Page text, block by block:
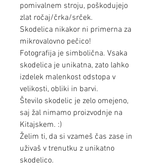
pomivalnem stroju, poškodujejo
zlat ročaj/črka/srček.
Skodelica nikakor ni primerna za
mikrovalovno pečico!
Fotografija je simbolična. Vsaka
skodelica je unikatna, zato lahko
izdelek malenkost odstopa v
velikosti, obliki in barvi.
Število skodelic je zelo omejeno,
saj žal nimamo proizvodnje na
Kitajskem. :)
Želim ti, da si vzameš čas zase in
uživaš v trenutku z unikatno
skodelico.